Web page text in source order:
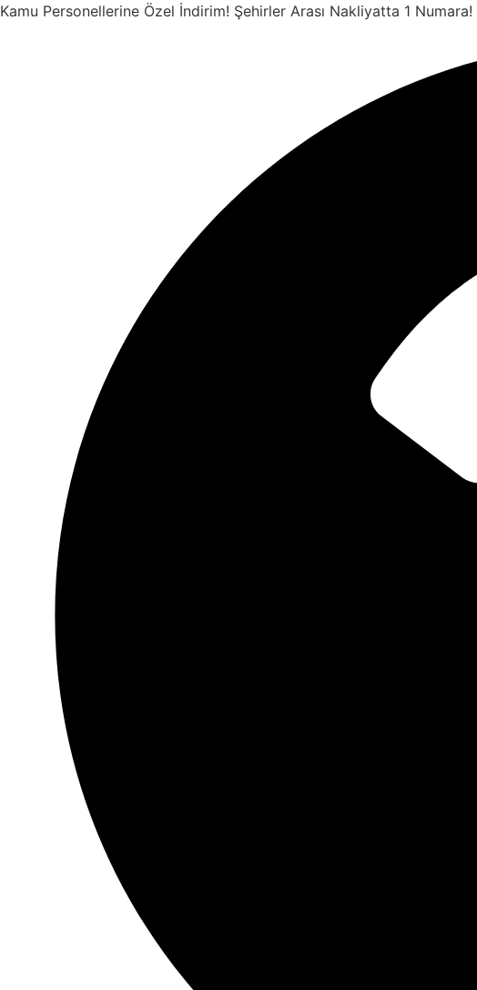
İçeriğe
Kamu Personellerine Özel İndirim! Şehirler Arası Nakliyatta 1 Numara!